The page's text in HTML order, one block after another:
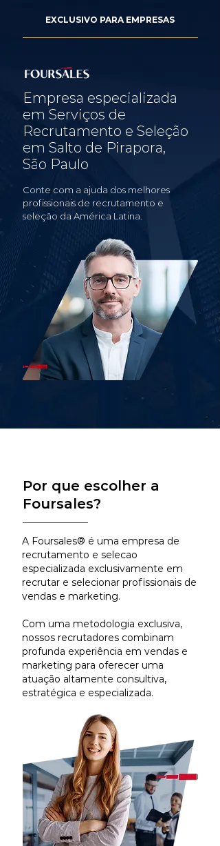
EXCLUSIVO PARA EMPRESAS
Empresa especializada
em Serviços de
Recrutamento e Seleção
em Salto de Pirapora,
São Paulo
Conte com a ajuda dos melhores
profissionais de recrutamento e
seleção da América Latina.
Por que escolher a
Foursales?
A Foursales® é uma empresa de
recrutamento e selecao
especializada exclusivamente em
recrutar e selecionar profissionais de
vendas e marketing.
Com uma metodologia exclusiva,
nossos recrutadores combinam
profunda experiência em vendas e
marketing para oferecer uma
atuação altamente consultiva,
estratégica e especializada.